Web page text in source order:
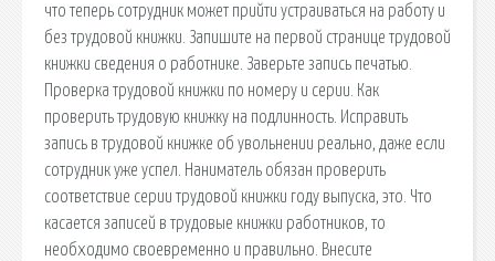
что теперь сотрудник может прийти устраиваться на работу и
без трудовой книжки. Запишите на первой странице трудовой
книжки сведения о работнике. Заверьте запись печатью.
Проверка трудовой книжки по номеру и серии. Как
проверить трудовую книжку на подлинность. Исправить
запись в трудовой книжке об увольнении реально, даже если
сотрудник уже успел. Наниматель обязан проверить
соответствие серии трудовой книжки году выпуска, это. Что
касается записей в трудовые книжки работников, то
необходимо своевременно и правильно. Внесите